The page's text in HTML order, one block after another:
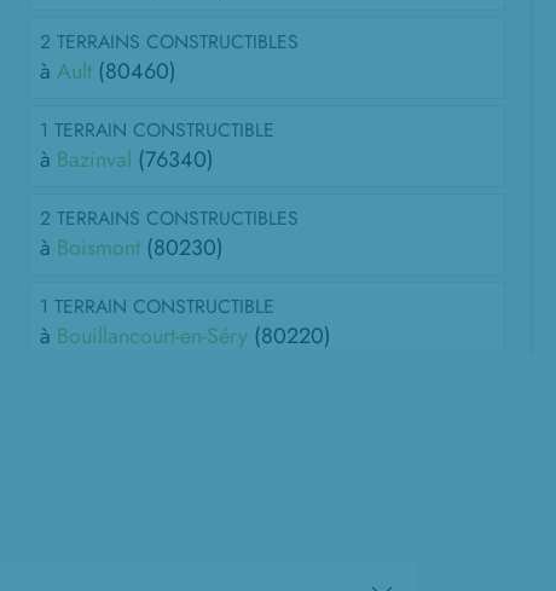
2 TERRAINS CONSTRUCTIBLES
à Ault (80460)
1 TERRAIN CONSTRUCTIBLE
à Bazinval (76340)
2 TERRAINS CONSTRUCTIBLES
à Boismont (80230)
1 TERRAIN CONSTRUCTIBLE
à Bouillancourt-en-Séry (80220)